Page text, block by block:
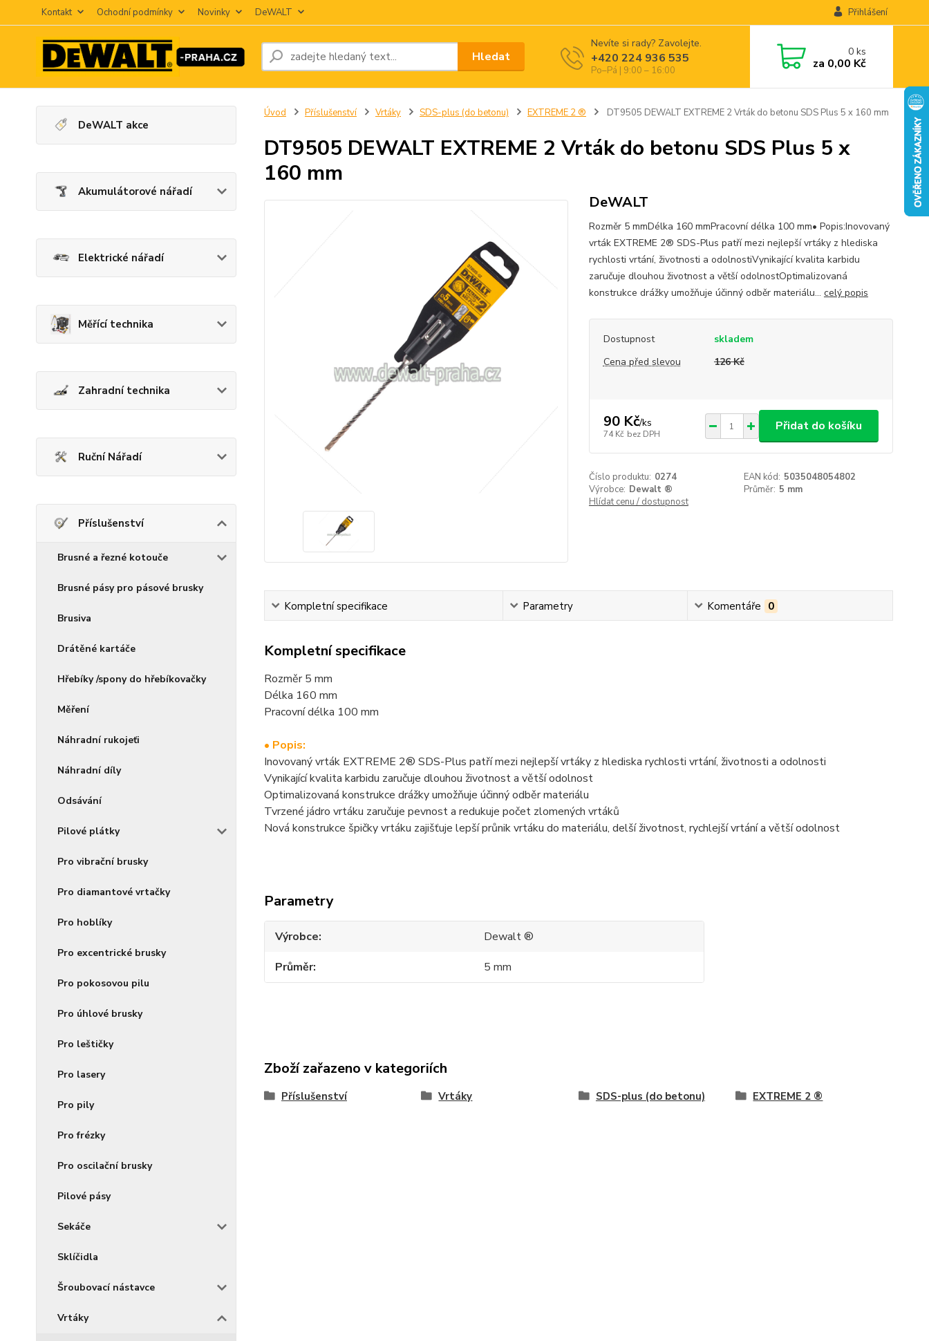
Kontakt Ochodní podmínky Novinky DeWALT Přihlášení
Hledat
Nevíte si rady? Zavolejte.
+420 224 936 535
Po–Pá | 9:00 – 16:00
0ks
za 0,00 Kč
DeWALT akce
Akumulátorové nářadí
Elektrické nářadí
Měřící technika
Zahradní technika
Ruční Nářadí
Příslušenství
Brusné a řezné kotouče
Brusné pásy pro pásové brusky
Brusiva
Drátěné kartáče
Hřebíky /spony do hřebíkovačky
Měření
Náhradní rukojeťi
Náhradní díly
Odsávání
Pilové plátky
Pro vibrační brusky
Pro diamantové vrtačky
Pro hoblíky
Pro excentrické brusky
Pro pokosovou pilu
Pro úhlové brusky
Pro leštičky
Pro lasery
Pro pily
Pro frézky
Pro oscilační brusky
Pilové pásy
Sekáče
Sklíčidla
Šroubovací nástavce
Vrtáky
Úvod Příslušenství Vrtáky SDS-plus (do betonu) EXTREME 2 ® DT9505 DEWALT EXTREME 2 Vrták do betonu SDS Plus 5 x 160 mm
DT9505 DEWALT EXTREME 2 Vrták do betonu SDS Plus 5 x
160 mm
DeWALT
Rozměr 5 mmDélka 160 mmPracovní délka 100 mm• Popis:Inovovaný
vrták EXTREME 2® SDS-Plus patří mezi nejlepší vrtáky z hlediska
rychlosti vrtání, životnosti a odolnostiVynikající kvalita karbidu
zaručuje dlouhou životnost a větší odolnostOptimalizovaná
konstrukce drážky umožňuje účinný odběr materiálu... celý popis
Dostupnost
skladem
Cena před slevou
126 Kč
90 Kč/ks
74 Kč bez DPH
Přidat do košíku
Číslo produktu: 0274 EAN kód: 5035048054802
Výrobce: Dewalt ® Průměr: 5 mm
Hlídat cenu / dostupnost
Kompletní specifikace Parametry Komentáře 0
Kompletní specifikace
Rozměr 5 mm
Délka 160 mm
Pracovní délka 100 mm
• Popis:
Inovovaný vrták EXTREME 2® SDS-Plus patří mezi nejlepší vrtáky z hlediska rychlosti vrtání, životnosti a odolnosti
Vynikající kvalita karbidu zaručuje dlouhou životnost a větší odolnost
Optimalizovaná konstrukce drážky umožňuje účinný odběr materiálu
Tvrzené jádro vrtáku zaručuje pevnost a redukuje počet zlomených vrtáků
Nová konstrukce špičky vrtáku zajišťuje lepší průnik vrtáku do materiálu, delší životnost, rychlejší vrtání a větší odolnost
Parametry
Výrobce
Dewalt ®
Průměr
5 mm
Zboží zařazeno v kategoriích
Příslušenství Vrtáky SDS-plus (do betonu) EXTREME 2 ®